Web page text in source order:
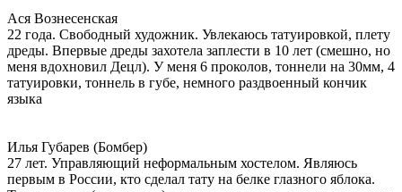
Ася Вознесенская
22 года. Свободный художник. Увлекаюсь татуировкой, плету
дреды. Впервые дреды захотела заплести в 10 лет (смешно, но
меня вдохновил Децл). У меня 6 проколов, тоннели на 30мм, 4
татуировки, тоннель в губе, немного раздвоенный кончик
языка
Илья Губарев (Бомбер)
27 лет. Управляющий неформальным хостелом. Являюсь
первым в России, кто сделал тату на белке глазного яблока.